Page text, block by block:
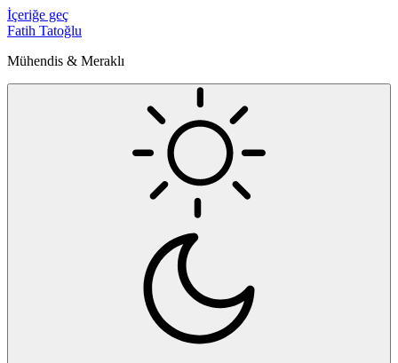
İçeriğe geç
Fatih Tatoğlu
Mühendis & Meraklı